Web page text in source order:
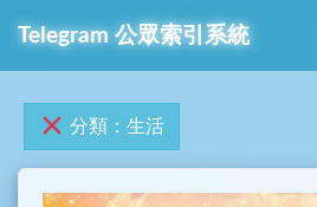
Telegram 公眾索引系統
分類：生活